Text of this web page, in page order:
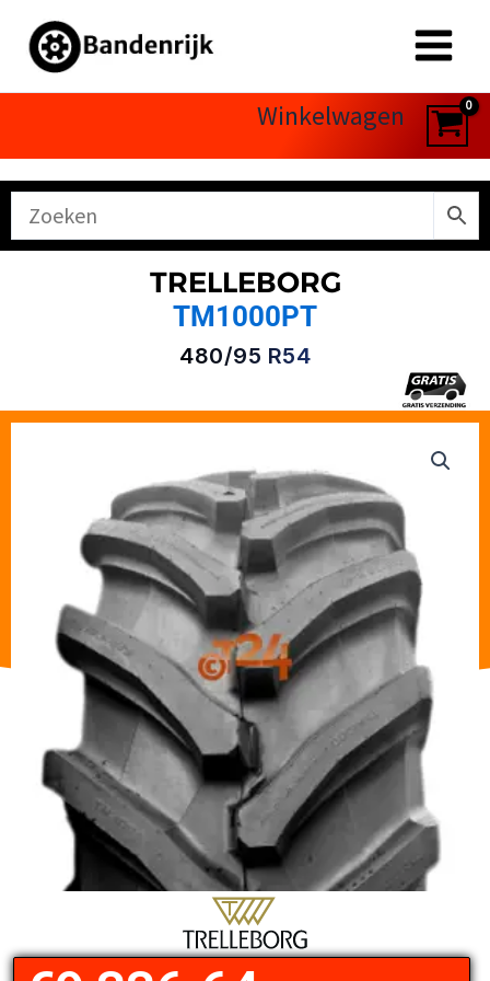
naar
Winkelwagen
TRELLEBORG
TM1000PT
480/95 R54